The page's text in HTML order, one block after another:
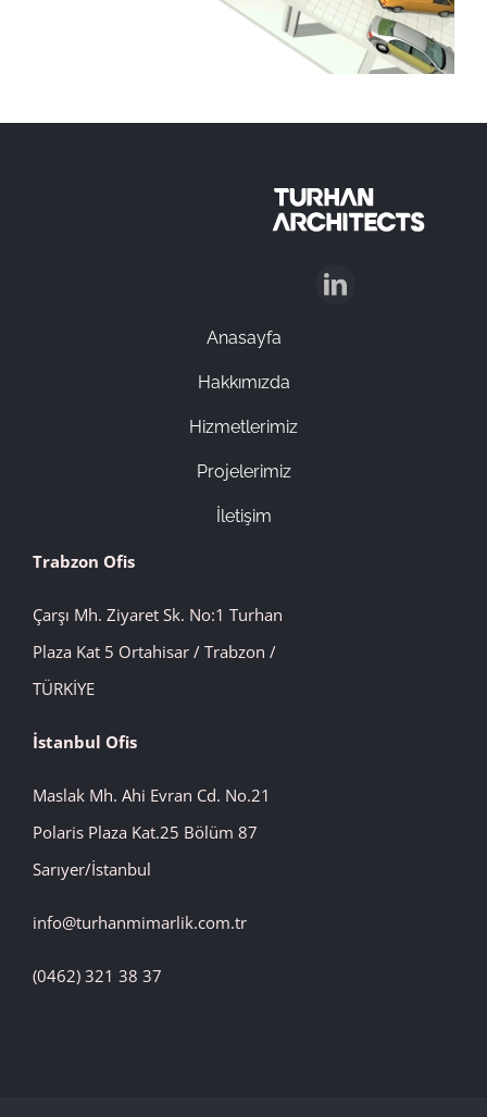
Anasayfa
Hakkımızda
Hizmetlerimiz
Projelerimiz
İletişim
Trabzon Ofis
Çarşı Mh. Ziyaret Sk. No:1 Turhan
Plaza Kat 5 Ortahisar / Trabzon /
TÜRKİYE
İstanbul Ofis
Maslak Mh. Ahi Evran Cd. No.21
Polaris Plaza Kat.25 Bölüm 87
Sarıyer/İstanbul
info@turhanmimarlik.com.tr
(0462) 321 38 37